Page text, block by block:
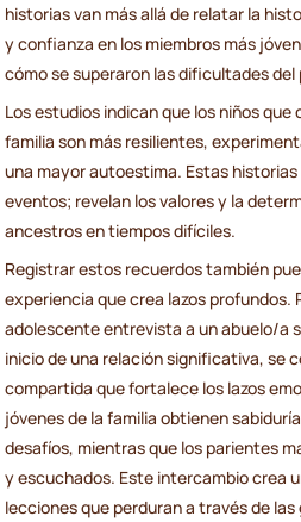
historias van más allá de relatar la
y confianza en los miembros más
cómo se superaron las dificultades del
Los estudios indican que los niños
familia son más resilientes,
una mayor autoestima. Estas
eventos; revelan los valores y la
ancestros en tiempos difíciles.
Registrar estos recuerdos también
experiencia que crea lazos profundos.
adolescente entrevista a un abuelo/a
inicio de una relación significativa, se
compartida que fortalece los lazos
jóvenes de la familia obtienen
desafíos, mientras que los parientes
y escuchados. Este intercambio crea
lecciones que perduran a través de